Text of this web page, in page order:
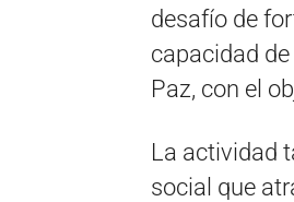
desafío de
capacidad
Paz, con el
La actividad
social que